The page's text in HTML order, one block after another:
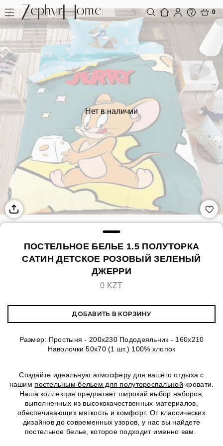
0
Нет в наличии
ПОСТЕЛЬНОЕ БЕЛЬЕ 1.5 ПОЛУТОРКА
САТИН ДЕТСКОЕ РОЗОВЫЙ ЗЕЛЕНЫЙ
ДЖЕРРИ
0 KZT
ДОБАВИТЬ В КОРЗИНУ
Размер: Простыня - 200x230 Пододеяльник - 160х210
Наволочки 50х70 (1 шт.) 100% хлопок
Создайте идеальную атмосферу для вашего отдыха с
нашим постельным бельем для полутороспальной кровати.
Наша коллекция предлагает широкий выбор наборов,
выполненных из высококачественных материалов,
обеспечивающих мягкость и комфорт. От классических
дизайнов до современных узоров, у нас вы найдете
постельное белье, которое подходит именно вам.